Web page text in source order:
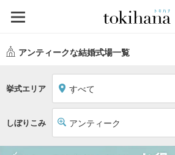
アンティークな結婚式場一覧
挙式エリア すべて
しぼりこみ アンティーク